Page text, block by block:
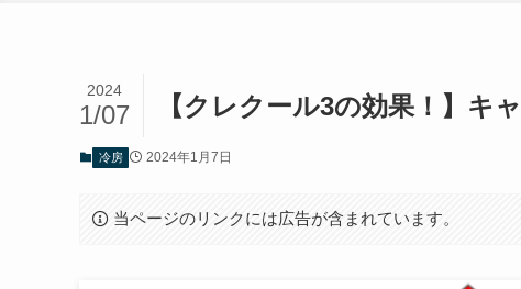
【クレクール3の効果！】キ
2024
1/07
冷房 2024年1月7日
当ページのリンクには広告が含まれています。